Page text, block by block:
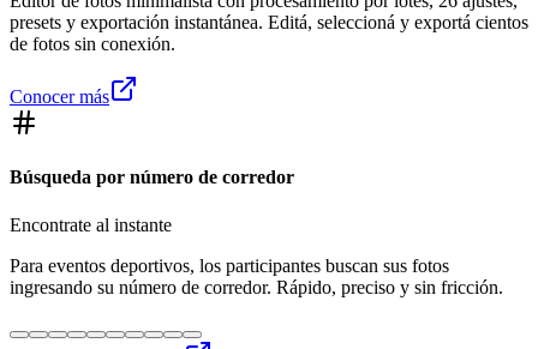
presets y exportación instantánea. Editá, seleccioná y exportá cientos
de fotos sin conexión.
Conocer más
Búsqueda por número de corredor
Encontrate al instante
Para eventos deportivos, los participantes buscan sus fotos
ingresando su número de corredor. Rápido, preciso y sin fricción.